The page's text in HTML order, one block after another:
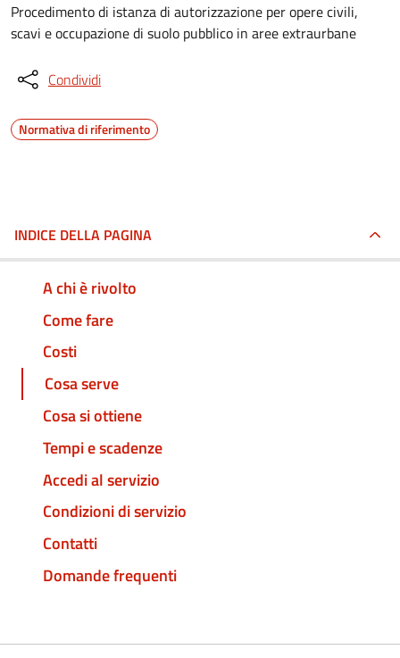
Procedimento di istanza di autorizzazione per opere civili,
scavi e occupazione di suolo pubblico in aree extraurbane
Condividi
Normativa di riferimento
INDICE DELLA PAGINA
A chi è rivolto
Come fare
Costi
Cosa serve
Cosa si ottiene
Tempi e scadenze
Accedi al servizio
Condizioni di servizio
Contatti
Domande frequenti